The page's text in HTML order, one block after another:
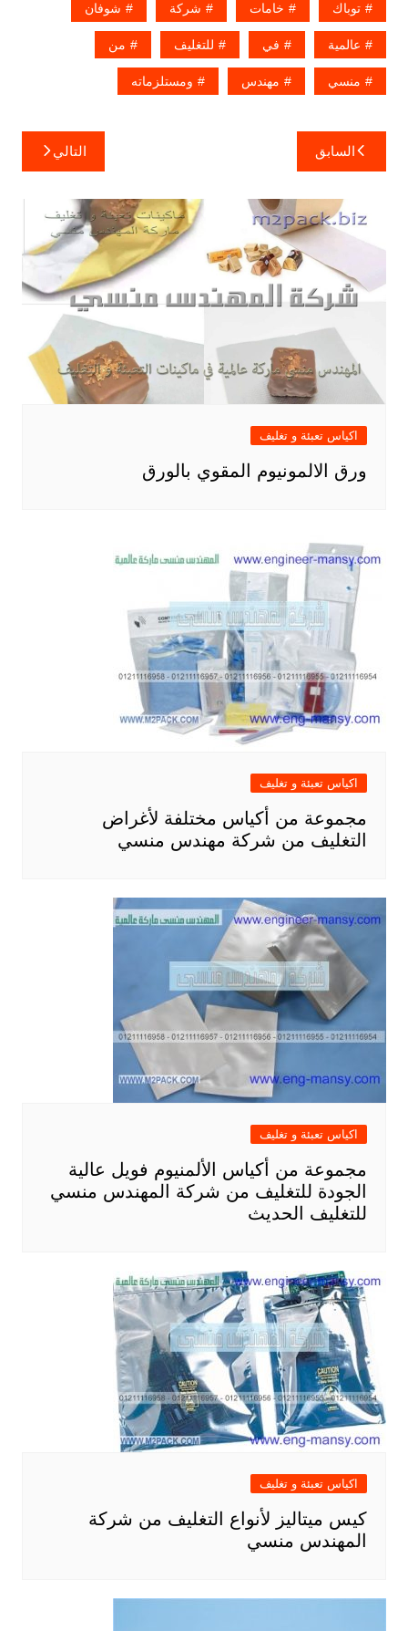
توباك خامات شركة شوفان
عالمية في للتغليف من
منسي مهندس ومستلزماته
تصفّح
المقالات
السابق التالي
اكياس تعبئة و تغليف
ورق الالمونيوم المقوي بالورق
اكياس تعبئة و تغليف
مجموعة من أكياس مختلفة لأغراض
التغليف من شركة مهندس منسي
اكياس تعبئة و تغليف
مجموعة من أكياس الألمنيوم فويل عالية
الجودة للتغليف من شركة المهندس منسي
للتغليف الحديث
اكياس تعبئة و تغليف
كيس ميتاليز لأنواع التغليف من شركة
المهندس منسي